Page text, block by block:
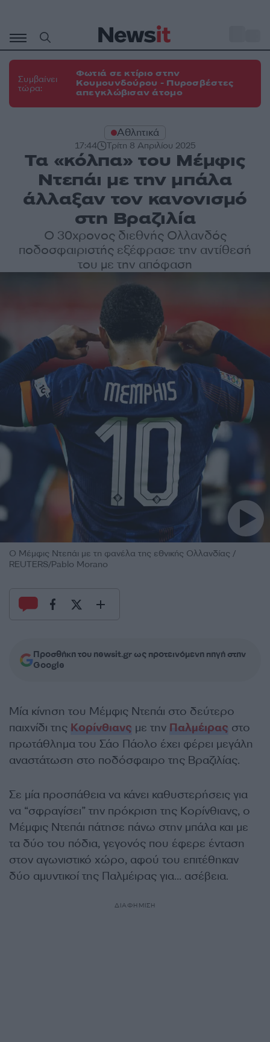
περιεχόμενο
Συμβαίνει
τώρα:
Φωτιά σε κτίριο στην
Κουμουνδούρου - Πυροσβέστες
απεγκλώβισαν άτομο
Αθλητικά
17:44 Τρίτη 8 Απριλίου 2025
Τα «κόλπα» του Μέμφις
Ντεπάι με την μπάλα
άλλαξαν τον κανονισμό
στη Βραζιλία
Ο 30χρονος διεθνής Ολλανδός
ποδοσφαιριστής εξέφρασε την αντίθεσή
του με την απόφαση
Ο Μέμφις Ντεπάι με τη φανέλα της εθνικής Ολλανδίας /
REUTERS/Pablo Morano
Προσθήκη του newsit.gr ως προτεινόμενη πηγή στην
Google
Μία κίνηση του Μέμφις Ντεπάι στο δεύτερο
παιχνίδι της Κορίνθιανς με την Παλμέιρας στο
πρωτάθλημα του Σάο Πάολο έχει φέρει μεγάλη
αναστάτωση στο ποδόσφαιρο της Βραζιλίας.
Σε μία προσπάθεια να κάνει καθυστερήσεις για
να “σφραγίσει” την πρόκριση της Κορίνθιανς, ο
Μέμφις Ντεπάι πάτησε πάνω στην μπάλα και με
τα δύο του πόδια, γεγονός που έφερε ένταση
στον αγωνιστικό χώρο, αφού του επιτέθηκαν
δύο αμυντικοί της Παλμέιρας για… ασέβεια.
ΔΙΑΦΗΜΙΣΗ